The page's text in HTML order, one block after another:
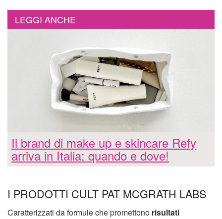
LEGGI ANCHE
Il brand di make up e skincare Refy
arriva in Italia: quando e dove!
I PRODOTTI CULT PAT MCGRATH LABS
Caratterizzati da formule che promettono risultati